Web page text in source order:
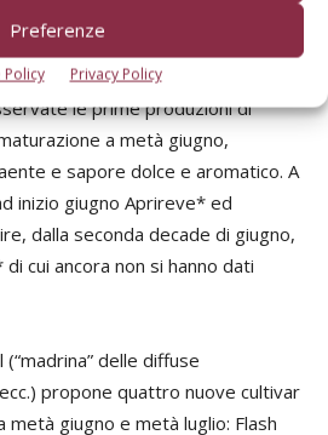
Preferenze
Policy Privacy Policy
(da Agro Selection Fruits)
varietà a maturazione medio-
colorazione rossa molto estesa.
le prime produzioni di
a metà giugno,
e sapore dolce e aromatico. A
inizio giugno Aprireve* ed
dalla seconda decade di giugno,
cui ancora non si hanno dati
delle diffuse
propone quattro nuove cultivar
giugno e metà luglio: Flash